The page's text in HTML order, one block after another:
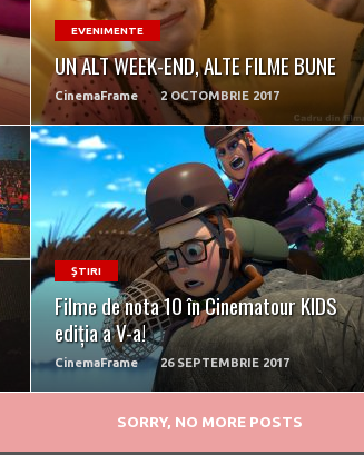
EVENIMENTE
UN ALT WEEK-END, ALTE FILME BUNE
CinemaFrame 2 OCTOMBRIE 2017
ȘTIRI
Filme de nota 10 în Cinematour KIDS
ediția a V-a!
CinemaFrame 26 SEPTEMBRIE 2017
READ MORE